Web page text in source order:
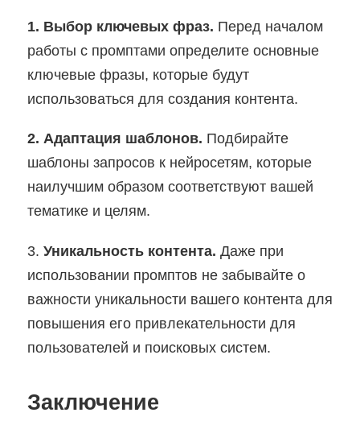
1. Выбор ключевых фраз. Перед началом
работы с промптами определите основные
ключевые фразы, которые будут
использоваться для создания контента.
2. Адаптация шаблонов. Подбирайте
шаблоны запросов к нейросетям, которые
наилучшим образом соответствуют вашей
тематике и целям.
3. Уникальность контента. Даже при
использовании промптов не забывайте о
важности уникальности вашего контента для
повышения его привлекательности для
пользователей и поисковых систем.
Заключение